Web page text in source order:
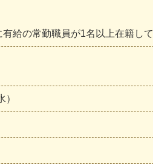
給の常勤職員が1名以上在籍して